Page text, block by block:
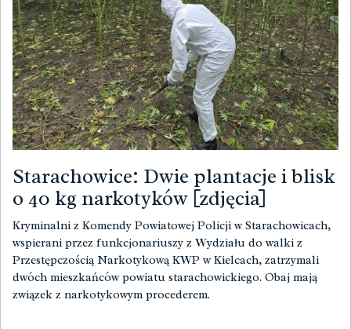
Starachowice: Dwie plantacje i blisk
o 40 kg narkotyków [zdjęcia]
Kryminalni z Komendy Powiatowej Policji w Starachowicach,
wspierani przez funkcjonariuszy z Wydziału do walki z
Przestępczością Narkotykową KWP w Kielcach, zatrzymali
dwóch mieszkańców powiatu starachowickiego. Obaj mają
związek z narkotykowym procederem.